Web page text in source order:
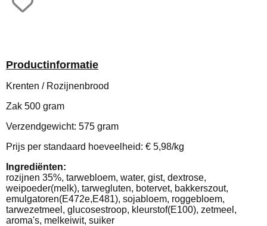
Productinformatie
Krenten / Rozijnenbrood
Zak 500 gram
Verzendgewicht: 575 gram
Prijs per standaard hoeveelheid: € 5,98/kg
Ingrediënten:
rozijnen 35%, tarwebloem, water, gist, dextrose,
weipoeder(melk), tarwegluten, botervet, bakkerszout,
emulgatoren(E472e,E481), sojabloem, roggebloem,
tarwezetmeel, glucosestroop, kleurstof(E100), zetmeel,
aroma's, melkeiwit, suiker